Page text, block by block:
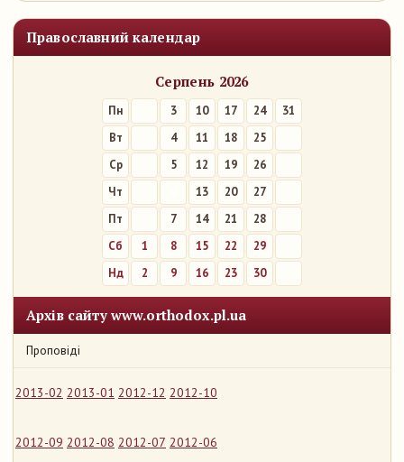
Православний календар
Серпень 2026
Пн 3 10 17 24
31
Вт
4 11 18
25
Ср
5 12 19
26
Чт
13 20
27
Пт
7 14 21
28
Сб
1 8 15 22
29
Нд
2 9 16 23 30
Архів сайту www.orthodox.pl.ua
Проповіді
2013-02 2013-01 2012-12 2012-10
2012-09 2012-08 2012-07 2012-06